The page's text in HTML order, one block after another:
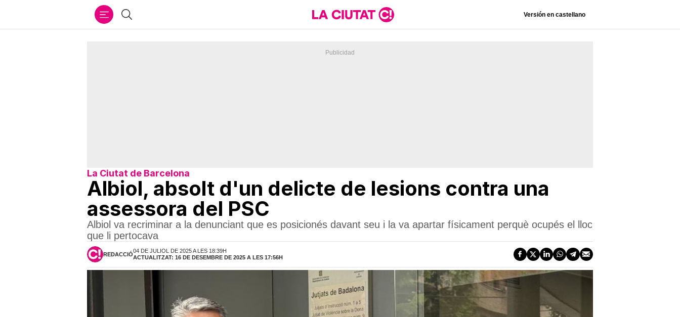
Cercar Versión en castellano
La Ciutat de Barcelona
Albiol, absolt d'un delicte de lesions contra una
assessora del PSC
Albiol va recriminar a la denunciant que es posicionés davant seu i la va apartar físicament perquè ocupés el lloc
que li pertocava
REDACCIÓ
04 DE JULIOL DE 2025 A LES 18:39H
ACTUALITZAT: 16 DE DESEMBRE DE 2025 A LES 17:56H